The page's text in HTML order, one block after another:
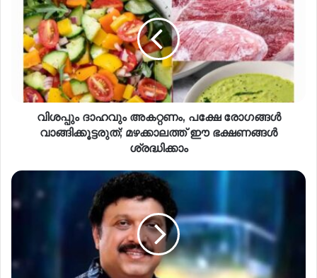
വിശപ്പും ദാഹവും അകറ്റണം, പക്ഷേ രോഗങ്ങൾ
വാങ്ങിക്കൂട്ടരുത്; മഴക്കാലത്ത് ഈ ഭക്ഷണങ്ങൾ
ശ്രദ്ധിക്കാം